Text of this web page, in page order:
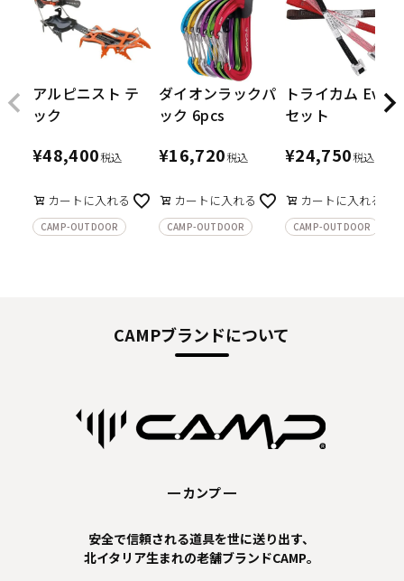
アルピニスト テ
ック
CAMP-OUTDOOR
¥48,400税込
カートに入れる
ダイオンラックパ
ック 6pcs
CAMP-OUTDOOR
¥16,720税込
カートに入れる
トライカム Evo
セット
CAMP-OUTDOOR
¥24,750税込
カートに入れる
CAMPブランドについて
━ カンプ ━
安全で信頼される道具を世に送り出す、
北イタリア生まれの老舗ブランドCAMP。